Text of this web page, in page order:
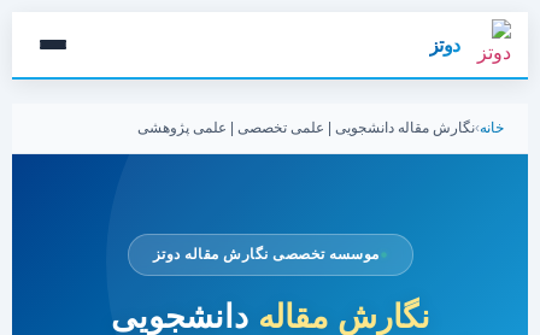
دوتز
خانه›نگارش مقاله دانشجویی | علمی تخصصی | علمی پژوهشی
موسسه تخصصی نگارش مقاله دوتز
نگارش مقاله دانشجویی